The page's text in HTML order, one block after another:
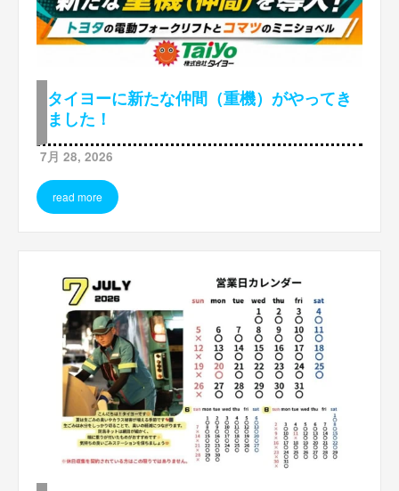
タイヨーに新たな仲間（重機）がやってき
ました！
7月 28, 2026
read more